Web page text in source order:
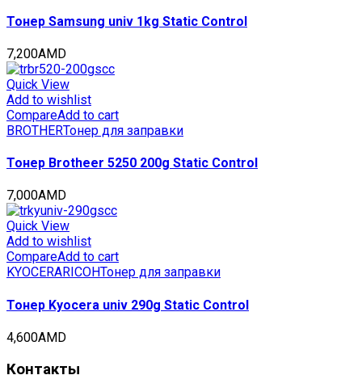
Тонер Samsung univ 1kg Static Control
7,200AMD
Quick View
Add to wishlist
CompareAdd to cart
BROTHERТонер для заправки
Тонер Brotheer 5250 200g Static Control
7,000AMD
Quick View
Add to wishlist
CompareAdd to cart
KYOCERARICOHТонер для заправки
Тонер Kyocera univ 290g Static Control
4,600AMD
Контакты